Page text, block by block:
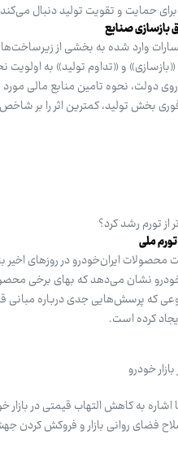
حمایت و تقویت تولید دنبال می‌کند
بازسازی صنایع
وارد شده به بخشی از زیرساخت‌ها و
«بازسازی» و «تداوم تولید» به
نحوه تامین منابع مالی مورد
بخش تولید، کمترین اثر را بر
تورم رشد کرد؟
ملی
محصولات ایران‌خودرو در روزهای
نشان می‌دهد که بهای برخی
که پرسش‌هایی جدی درباره مبانی
کرده است.
خودرو
به کاهش التهاب قیمتی در
فضای روانی بازار و فروکش